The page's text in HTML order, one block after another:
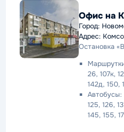
Офис на
Город:
Адрес:
Остановка
26, 107к,
142д, 150,
Автобусы:
125, 126,
145, 155,